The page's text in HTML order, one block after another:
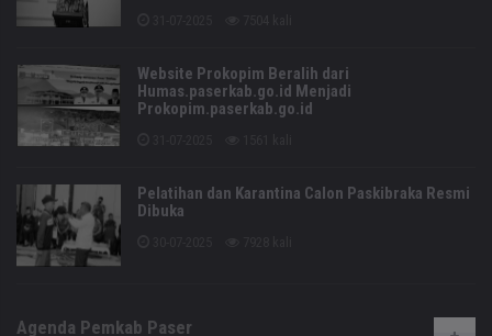
Website Prokopim Beralih dari
Humas.paserkab.go.id Menjadi
Prokopim.paserkab.go.id
Pelatihan dan Karantina Calon Paskibraka Resmi
Dibuka
Agenda Pemkab Paser